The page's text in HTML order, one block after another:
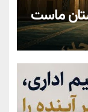
ماست